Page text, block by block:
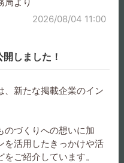
者
2026/08/04 11:00
しました！
、新たな掲載企業のイン
のづくりへの想いに加
を活用したきっかけや活
ご紹介しています。